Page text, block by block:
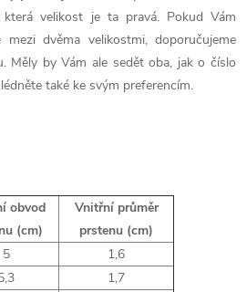
velikost je ta pravá. Pokud Vám
dvěma velikostmi, doporučujeme
Měly by Vám ale sedět oba, jak o číslo
také ke svým preferencím.
obvod
(cm)
Vnitřní průměr
prstenu (cm)
5
1,6
1,7